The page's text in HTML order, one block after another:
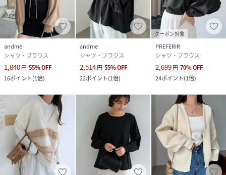
andme
シャツ・ブラウス
1,840円 55%OFF
16ポイント(1倍)
andme
シャツ・ブラウス
2,514円 55%OFF
22ポイント(1倍)
クーポン対象
PREFERIR
シャツ・ブラウス
2,699円 70%OFF
24ポイント(1倍)